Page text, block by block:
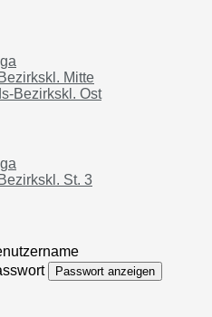
Mitte
Bezirkskl. Ost
St. 3
Passwort anzeigen